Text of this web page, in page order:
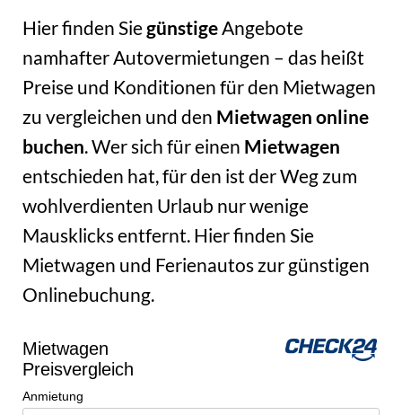
Hier finden SiegünstigeAngebote
namhafter Autovermietungen – das heißt
Preise und Konditionen für den Mietwagen
zu vergleichen und den Mietwagen online
buchen. Wer sich für einen Mietwagen
entschieden hat, für den ist der Weg zum
wohlverdienten Urlaub nur wenige
Mausklicks entfernt. Hier finden Sie
Mietwagen und Ferienautos zur günstigen
Onlinebuchung.
Mietwagen
Preisvergleich
Anmietung